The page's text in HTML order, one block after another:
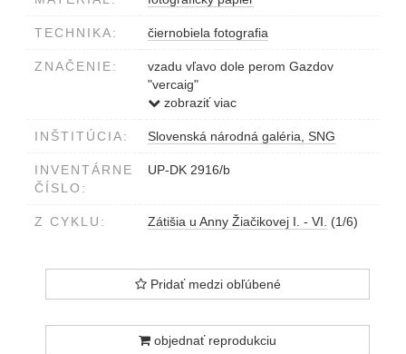
TECHNIKA: čiernobiela fotografia
ZNAČENIE:
vzadu vľavo dole perom Gazdov
"vercaig"
vzadu vpravo dole pečiatka Zaslúžilý
výtvarník, Liptovský Mikuláš
zobraziť viac
INŠTITÚCIA: Slovenská národná galéria, SNG
INVENTÁRNE
ČÍSLO:
UP-DK 2916/b
Z CYKLU: Zátišia u Anny Žiačikovej I. - VI. (1/6)
Pridať medzi obľúbené
objednať reprodukciu